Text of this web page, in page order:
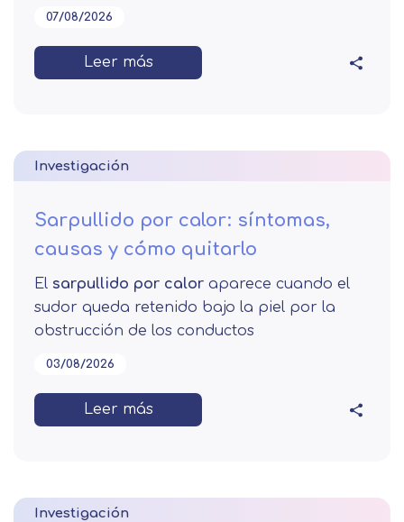
07/08/2026
Leer más
Investigación
Sarpullido por calor: síntomas,
causas y cómo quitarlo
El sarpullido por calor aparece cuando el
sudor queda retenido bajo la piel por la
obstrucción de los conductos
03/08/2026
Leer más
Investigación